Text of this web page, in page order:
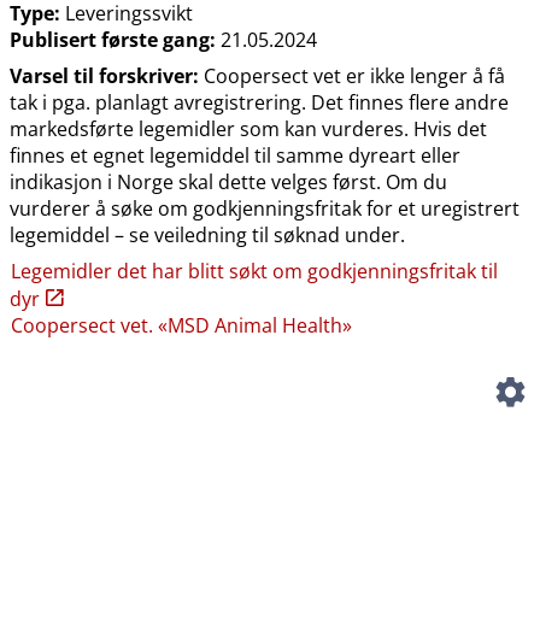
Type: Leveringssvikt
Publisert første gang: 21.05.2024
Varsel til forskriver: Coopersect vet er ikke lenger å få
tak i pga. planlagt avregistrering. Det finnes flere andre
markedsførte legemidler som kan vurderes. Hvis det
finnes et egnet legemiddel til samme dyreart eller
indikasjon i Norge skal dette velges først. Om du
vurderer å søke om godkjenningsfritak for et uregistrert
legemiddel – se veiledning til søknad under.
Legemidler det har blitt søkt om godkjenningsfritak til
dyr
Coopersect vet. «MSD Animal Health»